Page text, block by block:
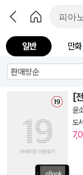
일반 만화
[
윤
도